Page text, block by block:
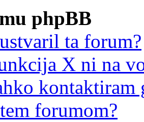
phpBB
ta forum?
X ni na
kontaktiram
forumom?